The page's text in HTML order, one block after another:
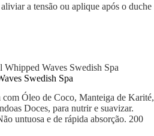
a tensão ou aplique após o duche
Swedish Spa
Óleo de Coco, Manteiga de Karité,
Doces, para nutrir e suavizar.
untuosa e de rápida absorção. 200